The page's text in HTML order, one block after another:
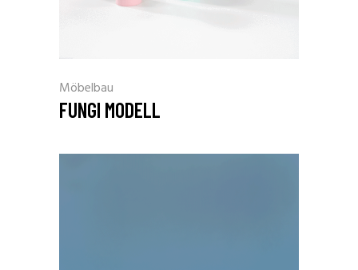
Möbelbau
FUNGI MODELL